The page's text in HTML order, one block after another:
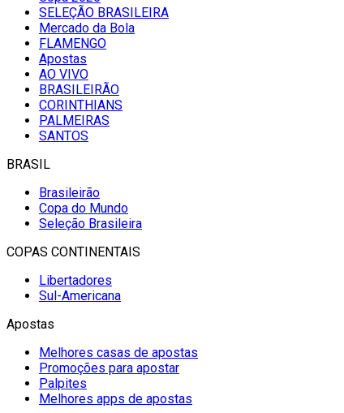
SELEÇÃO BRASILEIRA
Mercado da Bola
FLAMENGO
Apostas
AO VIVO
BRASILEIRÃO
CORINTHIANS
PALMEIRAS
SANTOS
BRASIL
Brasileirão
Copa do Mundo
Seleção Brasileira
COPAS CONTINENTAIS
Libertadores
Sul-Americana
Apostas
Melhores casas de apostas
Promoções para apostar
Palpites
Melhores apps de apostas